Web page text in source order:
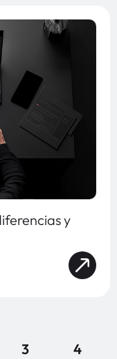
y
3
4